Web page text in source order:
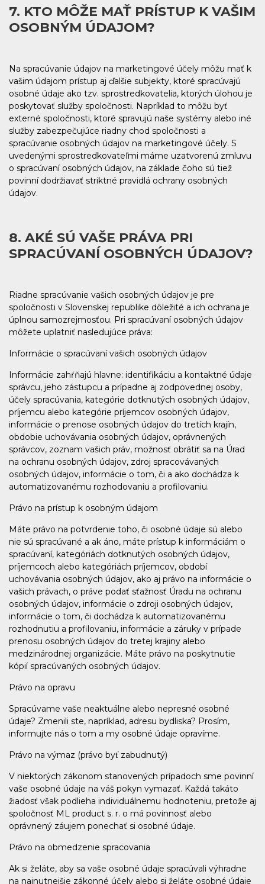
7. KTO MÔŽE MAŤ PRÍSTUP K VAŠIM
OSOBNÝM ÚDAJOM?
Na spracúvanie údajov na marketingové účely môžu mať k
vašim údajom prístup aj ďalšie subjekty, ktoré spracúvajú
osobné údaje ako tzv. sprostredkovatelia, ktorých úlohou je
poskytovať služby spoločnosti. Napríklad to môžu byť
externé spoločnosti, ktoré spravujú naše systémy alebo iné
služby zabezpečujúce riadny chod spoločnosti a
spracúvanie osobných údajov na marketingové účely. S
uvedenými sprostredkovateľmi máme uzatvorenú zmluvu
o spracúvaní osobných údajov, na základe čoho sú tiež
povinní dodržiavať striktné pravidlá ochrany osobných
údajov.
8. AKÉ SÚ VAŠE PRÁVA PRI
SPRACÚVANÍ OSOBNÝCH ÚDAJOV?
Riadne spracúvanie vašich osobných údajov je pre
spoločnosti v Slovenskej republike dôležité a ich ochrana je
úplnou samozrejmosťou. Pri spracúvaní osobných údajov
môžete uplatniť nasledujúce práva:
Informácie o spracúvaní vašich osobných údajov
Informácie zahŕňajú hlavne: identifikáciu a kontaktné údaje
správcu, jeho zástupcu a prípadne aj zodpovednej osoby,
účely spracúvania, kategórie dotknutých osobných údajov,
príjemcu alebo kategórie príjemcov osobných údajov,
informácie o prenose osobných údajov do tretích krajín,
obdobie uchovávania osobných údajov, oprávnených
správcov, zoznam vašich práv, možnosť obrátiť sa na Úrad
na ochranu osobných údajov, zdroj spracovávaných
osobných údajov, informácie o tom, či a ako dochádza k
automatizovanému rozhodovaniu a profilovaniu.
Právo na prístup k osobným údajom
Máte právo na potvrdenie toho, či osobné údaje sú alebo
nie sú spracúvané a ak áno, máte prístup k informáciám o
spracúvaní, kategóriách dotknutých osobných údajov,
príjemcoch alebo kategóriách príjemcov, období
uchovávania osobných údajov, ako aj právo na informácie o
vašich právach, o práve podať sťažnosť Úradu na ochranu
osobných údajov, informácie o zdroji osobných údajov,
informácie o tom, či dochádza k automatizovanému
rozhodnutiu a profilovaniu, informácie a záruky v prípade
prenosu osobných údajov do tretej krajiny alebo
medzinárodnej organizácie. Máte právo na poskytnutie
kópií spracúvaných osobných údajov.
Právo na opravu
Spracúvame vaše neaktuálne alebo nepresné osobné
údaje? Zmenili ste, napríklad, adresu bydliska? Prosím,
informujte nás o tom a my osobné údaje opravíme.
Právo na výmaz (právo byť zabudnutý)
V niektorých zákonom stanovených prípadoch sme povinní
vaše osobné údaje na váš pokyn vymazať. Každá takáto
žiadosť však podlieha individuálnemu hodnoteniu, pretože aj
spoločnosť ML product s. r. o má povinnosť alebo
oprávnený záujem ponechať si osobné údaje.
Právo na obmedzenie spracovania
Ak si želáte, aby sa vaše osobné údaje spracúvali výhradne
na najnutnejšie zákonné účely alebo si želáte osobné údaje